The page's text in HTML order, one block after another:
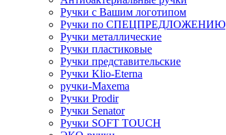
Ручки с Вашим логотипом
Ручки по СПЕЦПРЕДЛОЖЕНИЮ
Ручки металлические
Ручки пластиковые
Ручки представительские
Ручки Klio-Eterna
ручки-Maxema
Ручки Prodir
Ручки Senator
Ручки SOFT TOUCH